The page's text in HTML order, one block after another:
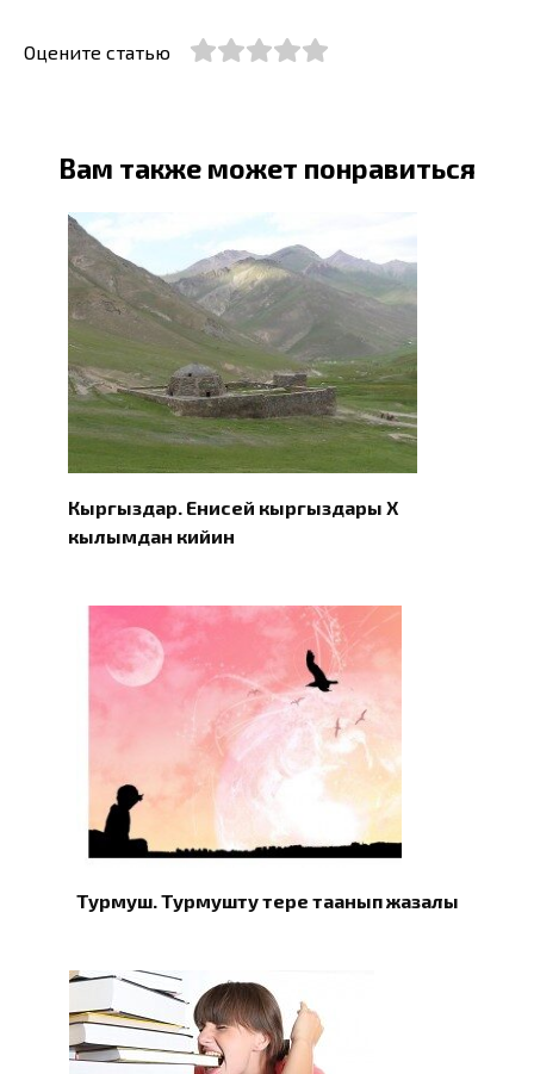
Оцените статью
Вам также может понравиться
Кыргыздар. Eнисей кыргыздары X
кылымдан кийин
Турмуш. Турмушту терең таанып жазалы